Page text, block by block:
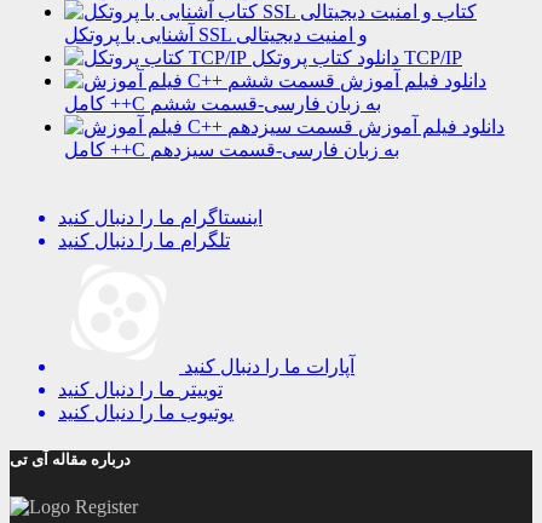
کتاب
آشنایی با پروتکل SSL و امنیت دیجیتالی
دانلود کتاب پروتکل TCP/IP
دانلود فیلم آموزش
کامل ++C به زبان فارسی-قسمت ششم
دانلود فیلم آموزش
کامل ++C به زبان فارسی-قسمت سیزدهم
اینستاگرام ما را دنبال کنید
تلگرام ما را دنبال کنید
آپارات ما را دنبال کنید
توییتر ما را دنبال کنید
یوتیوب ما را دنبال کنید
درباره مقاله آی تی